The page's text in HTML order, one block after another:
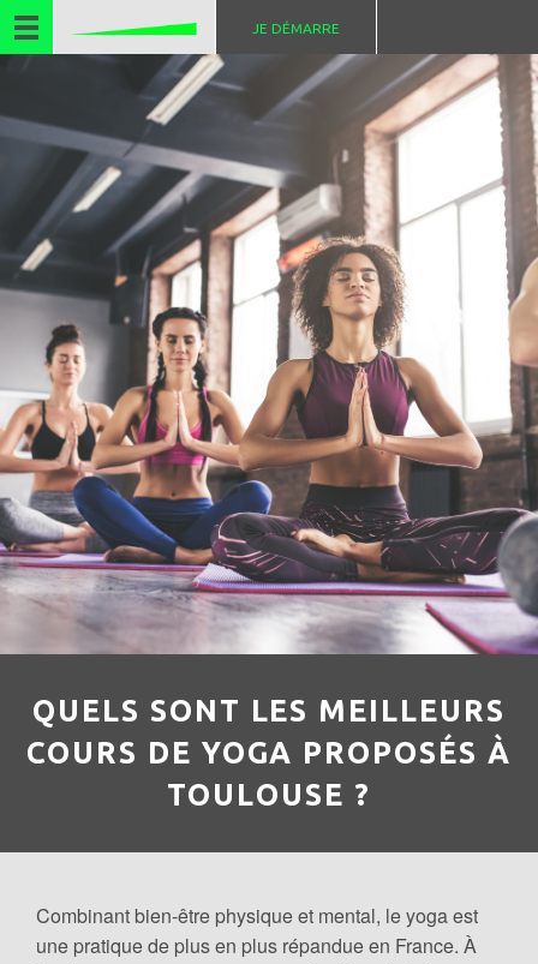
JE DÉMARRE
QUELS SONT LES MEILLEURS
COURS DE YOGA PROPOSÉS À
TOULOUSE ?
Combinant bien-être physique et mental, le yoga est
une pratique de plus en plus répandue en France. À